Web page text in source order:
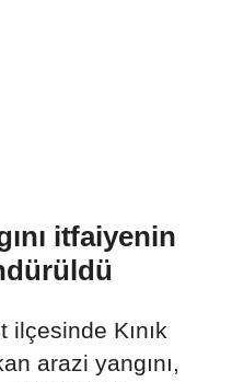
itfaiyenin
ilçesinde Kınık
arazi yangını,